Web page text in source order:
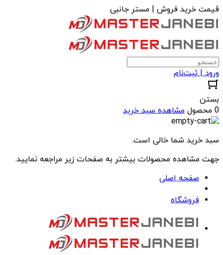
قیمت خرید فروش | مستر جانبی
ورود | ثبت‌نام
بستن
0 محصول
مشاهده سبد خرید
سبد خرید شما خالی است.
جهت مشاهده محصولات بیشتر به صفحات زیر مراجعه نمایید.
صفحه اصلی
فروشگاه